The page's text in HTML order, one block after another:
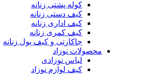
کوله پشتی زنانه
کیف دستی زنانه
کیف اداری زنانه
کیف کمری زنانه
جاکارتی و کیف پول زنانه
محصولات نوزاد
لباس نوزادی
کیف لوازم نوزاد